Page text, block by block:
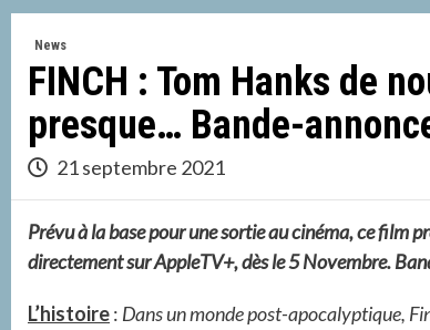
News
FINCH : Tom Hanks de
presque… Bande-
21 septembre 2021
Prévu à la base pour une sortie au cinéma, ce film
directement sur AppleTV+, dès le 5 Novembre.
L’histoire: Dans un monde post-apocalyptique,